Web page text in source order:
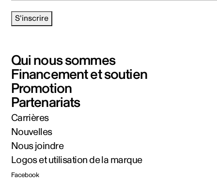
S'inscrire
Qui nous sommes
Financement et soutien
Promotion
Partenariats
Carrières
Nouvelles
Nous joindre
Logos et utilisation de la marque
Facebook